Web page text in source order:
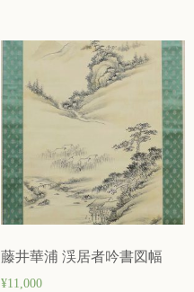
藤井華浦 渓居者吟書図幅
¥11,000